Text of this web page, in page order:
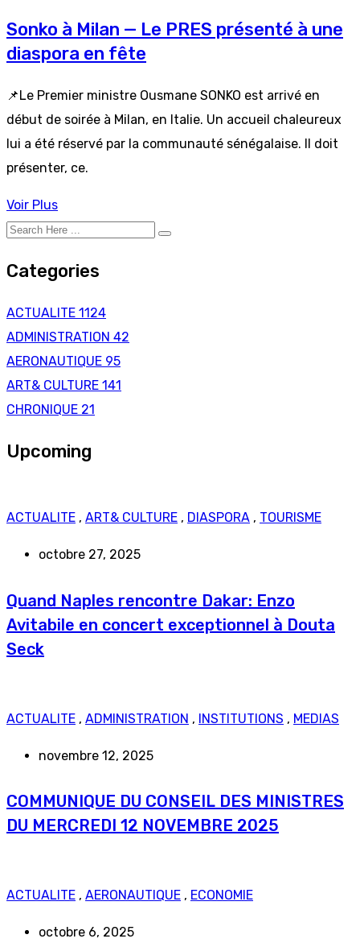
Sonko à Milan — Le PRES présenté à une
diaspora en fête
📌Le Premier ministre Ousmane SONKO est arrivé en
début de soirée à Milan, en Italie. Un accueil chaleureux
lui a été réservé par la communauté sénégalaise. Il doit
présenter, ce.
Voir Plus
Categories
ACTUALITE 1124
ADMINISTRATION 42
AERONAUTIQUE 95
ART& CULTURE 141
CHRONIQUE 21
Upcoming
ACTUALITE , ART& CULTURE , DIASPORA , TOURISME
octobre 27, 2025
Quand Naples rencontre Dakar: Enzo
Avitabile en concert exceptionnel à Douta
Seck
ACTUALITE , ADMINISTRATION , INSTITUTIONS , MEDIAS
novembre 12, 2025
COMMUNIQUE DU CONSEIL DES MINISTRES
DU MERCREDI 12 NOVEMBRE 2025
ACTUALITE , AERONAUTIQUE , ECONOMIE
octobre 6, 2025